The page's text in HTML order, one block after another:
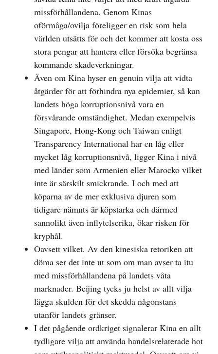
missförhållandena. Genom Kinas
oförmåga/ovilja föreligger en risk som hela
världen utsätts för och det kommer att kosta oss
stora pengar att hantera eller försöka begränsa
kommande skadeverkningar.
Även om Kina hyser en genuin vilja att vidta
åtgärder för att förhindra nya epidemier, så kan
landets höga korruptionsnivå vara en
försvårande omständighet. Medan exempelvis
Singapore, Hong-Kong och Taiwan enligt
Transparency International har en låg eller
mycket låg korruptionsnivå, ligger Kina i nivå
med länder som Armenien eller Marocko vilket
inte är särskilt smickrande. I och med att
köparna av de mer exklusiva djuren som
tidigare nämnts är köpstarka och därmed
sannolikt även inflytelserika, ökar risken för
kryphål.
Oavsett vilket. Av den kinesiska retoriken att
döma ser det inte ut som om man avser ta itu
med missförhållandena på landets våta
marknader. Beijing tycks ju helst av allt vilja
lägga skulden för det skedda någonstans
utanför landets gränser.
I det pågående ordkriget signalerar Kina en allt
tydligare vilja att använda handelsrelaterade hot